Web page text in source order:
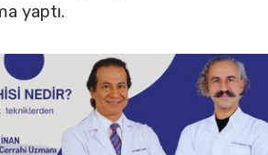
yaptı.